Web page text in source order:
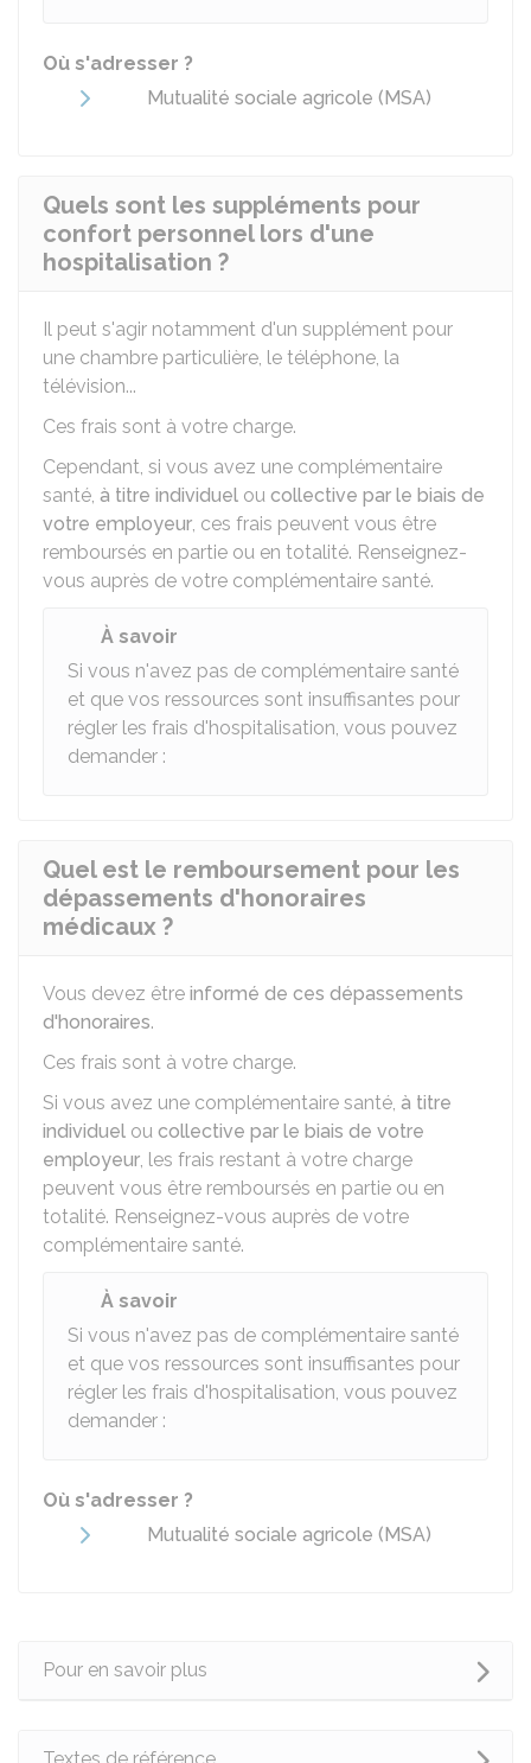
Où s'adresser ?
Mutualité sociale agricole (MSA)
Quels sont les suppléments pour
confort personnel lors d'une
hospitalisation ?
Il peut s'agir notamment d'un supplément pour
une chambre particulière, le téléphone, la
télévision...
Ces frais sont à votre charge.
Cependant, si vous avez une complémentaire
santé, à titre individuel ou collective par le biais de
votre employeur, ces frais peuvent vous être
remboursés en partie ou en totalité. Renseignez-
vous auprès de votre complémentaire santé.
À savoir
Si vous n'avez pas de complémentaire santé
et que vos ressources sont insuffisantes pour
régler les frais d'hospitalisation, vous pouvez
demander :
Quel est le remboursement pour les
dépassements d'honoraires
médicaux ?
Vous devez être informé de ces dépassements
d'honoraires.
Ces frais sont à votre charge.
Si vous avez une complémentaire santé, à titre
individuel ou collective par le biais de votre
employeur, les frais restant à votre charge
peuvent vous être remboursés en partie ou en
totalité. Renseignez-vous auprès de votre
complémentaire santé.
À savoir
Si vous n'avez pas de complémentaire santé
et que vos ressources sont insuffisantes pour
régler les frais d'hospitalisation, vous pouvez
demander :
Où s'adresser ?
Mutualité sociale agricole (MSA)
Pour en savoir plus